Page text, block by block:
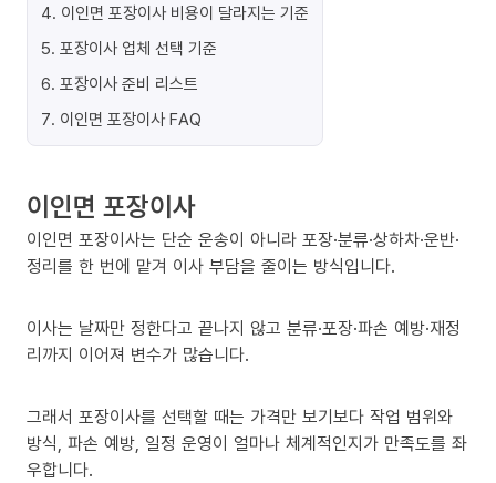
4. 이인면 포장이사 비용이 달라지는 기준
5. 포장이사 업체 선택 기준
6. 포장이사 준비 리스트
7. 이인면 포장이사 FAQ
이인면 포장이사
이인면 포장이사는 단순 운송이 아니라 포장·분류·상하차·운반·
정리를 한 번에 맡겨 이사 부담을 줄이는 방식입니다.
이사는 날짜만 정한다고 끝나지 않고 분류·포장·파손 예방·재정
리까지 이어져 변수가 많습니다.
그래서 포장이사를 선택할 때는 가격만 보기보다 작업 범위와
방식, 파손 예방, 일정 운영이 얼마나 체계적인지가 만족도를 좌
우합니다.